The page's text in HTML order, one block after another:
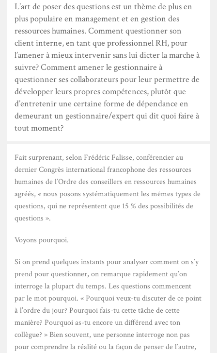
L’art de poser des questions est un thème de plus en
plus populaire en management et en gestion des
ressources humaines. Comment questionner son
client interne, en tant que professionnel RH, pour
l’amener à mieux intervenir sans lui dicter la marche à
suivre? Comment amener le gestionnaire à
questionner ses collaborateurs pour leur permettre de
développer leurs propres compétences, plutôt que
d’entretenir une certaine forme de dépendance en
demeurant un gestionnaire/expert qui dit quoi faire à
tout moment?
Fait surprenant, selon Frédéric Falisse, conférencier au
dernier Congrès international francophone des ressources
humaines de l’Ordre des conseillers en ressources humaines
agréés, « nous posons systématiquement les mêmes types de
questions, qui ne représentent que 15 % des possibilités de
questions ».
Voyons pourquoi.
Si on prend quelques instants pour analyser comment on s’y
prend pour questionner, on remarque rapidement qu’on
interroge la plupart du temps. Les questions commencent
par le mot pourquoi. « Pourquoi veux-tu discuter de ce point
à l’ordre du jour? Pourquoi fais-tu cette tâche de cette
manière? Pourquoi as-tu encore un différend avec ton
collègue? » Bien souvent, une personne interroge non pas
pour comprendre la réalité ou la façon de penser de l’autre,